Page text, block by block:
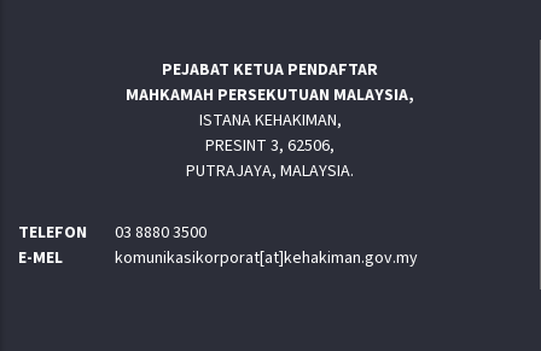
PEJABAT KETUA PENDAFTAR
MAHKAMAH PERSEKUTUAN MALAYSIA,
ISTANA KEHAKIMAN,
PRESINT 3, 62506,
PUTRAJAYA, MALAYSIA.
TELEFON
03 8880 3500
E-MEL
komunikasikorporat[at]kehakiman.gov.my